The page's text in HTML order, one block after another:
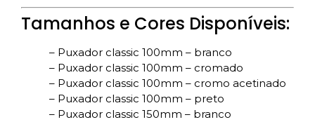
Tamanhos e Cores Disponíveis:
– Puxador classic 100mm – branco
– Puxador classic 100mm – cromado
– Puxador classic 100mm – cromo acetinado
– Puxador classic 100mm – preto
– Puxador classic 150mm – branco